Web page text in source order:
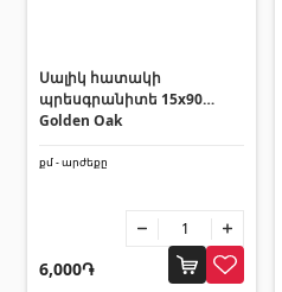
արևապաշտպան
Արևապաշտպան ծածկեր
Պոլիկարբոնատե
Սալիկ հատակի
պրեսգրանիտե 15x90
Golden Oak
քմ - արժեքը
6,000֏